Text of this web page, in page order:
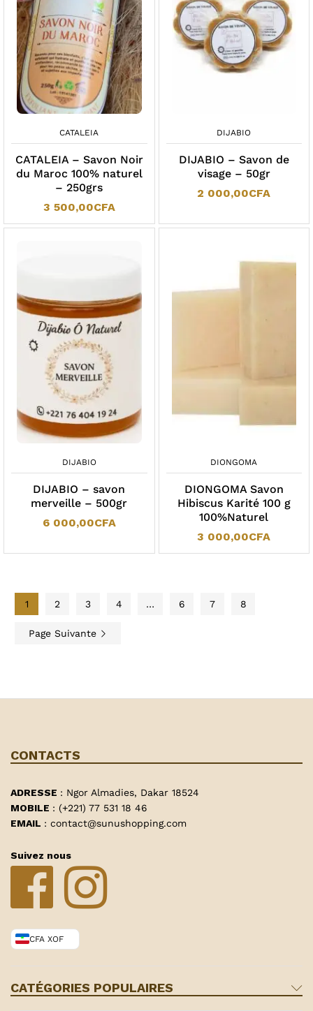
CATALEIA
CATALEIA – Savon Noir
du Maroc 100% naturel
– 250grs
3 500,00CFA
DIJABIO
DIJABIO – Savon de
visage – 50gr
2 000,00CFA
DIJABIO
DIJABIO – savon
merveille – 500gr
6 000,00CFA
DIONGOMA
DIONGOMA Savon
Hibiscus Karité 100 g
100%Naturel
3 000,00CFA
1 2 3 4 … 6 7 8
Page Suivante
CONTACTS
ADRESSE : Ngor Almadies, Dakar 18524
MOBILE : (+221) 77 531 18 46
EMAIL : contact@sunushopping.com
Suivez nous
CFA XOF
CATÉGORIES POPULAIRES